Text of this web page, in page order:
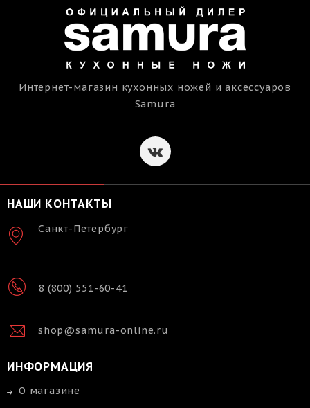
Интернет-магазин кухонных ножей и аксессуаров
Samura
НАШИ КОНТАКТЫ
Санкт-Петербург
8 (800) 551-60-41
shop@samura-online.ru
ИНФОРМАЦИЯ
О магазине